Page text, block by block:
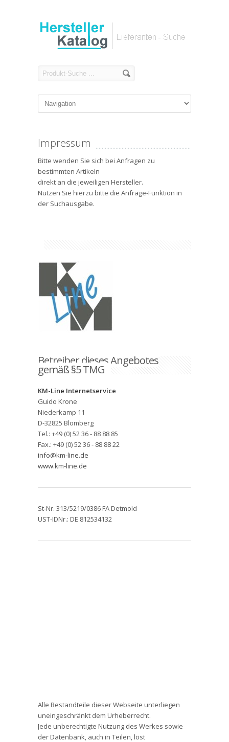
Impressum
Bitte wenden Sie sich bei Anfragen zu
bestimmten Artikeln
direkt an die jeweiligen Hersteller.
Nutzen Sie hierzu bitte die Anfrage-Funktion in
der Suchausgabe.
Betreiber dieses Angebotes
gemäß §5 TMG
KM-Line Internetservice
Guido Krone
Niederkamp 11
D-32825 Blomberg
Tel.: +49 (0) 52 36 - 88 88 85
Fax.: +49 (0) 52 36 - 88 88 22
info@km-line.de
www.km-line.de
St-Nr. 313/5219/0386 FA Detmold
UST-IDNr.: DE 812534132
Alle Bestandteile dieser Webseite unterliegen
uneingeschränkt dem Urheberrecht.
Jede unberechtigte Nutzung des Werkes sowie
der Datenbank, auch in Teilen, löst